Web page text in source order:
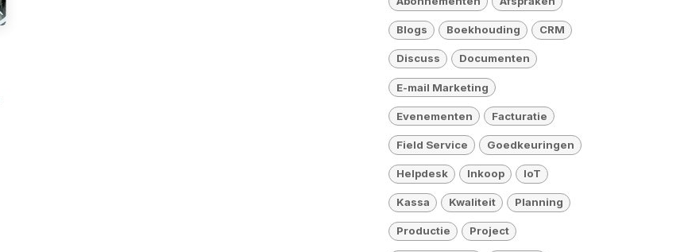
Blogs Boekhouding CRM
Discuss Documenten
E-mail Marketing
Evenementen Facturatie
Field Service Goedkeuringen
Helpdesk Inkoop IoT
Kassa Kwaliteit Planning
Productie Project